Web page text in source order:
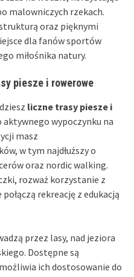
malowniczych rzekach.
oraz pięknymi
dla fanów sportów
miłośnika natury.
piesze i rowerowe
liczne trasy piesze i
aktywnego wypoczynku na
masz
w tym najdłuższy o
oraz nordic walking.
rozważ korzystanie z
rekreację z edukacją
przez lasy, nad jeziora
Dostępne są
ich dostosowanie do